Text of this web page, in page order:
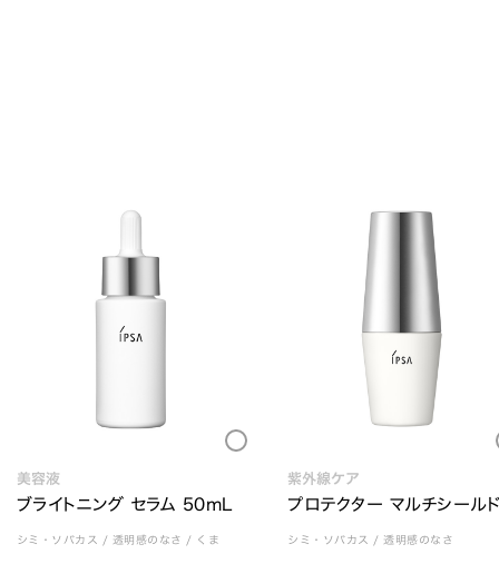
Loading...
美容液
ブライトニング セラム 50mL
シミ・ソバカス / 透明感のなさ / くま
紫外線ケア
プロテクター マルチシール
シミ・ソバカス / 透明感のなさ